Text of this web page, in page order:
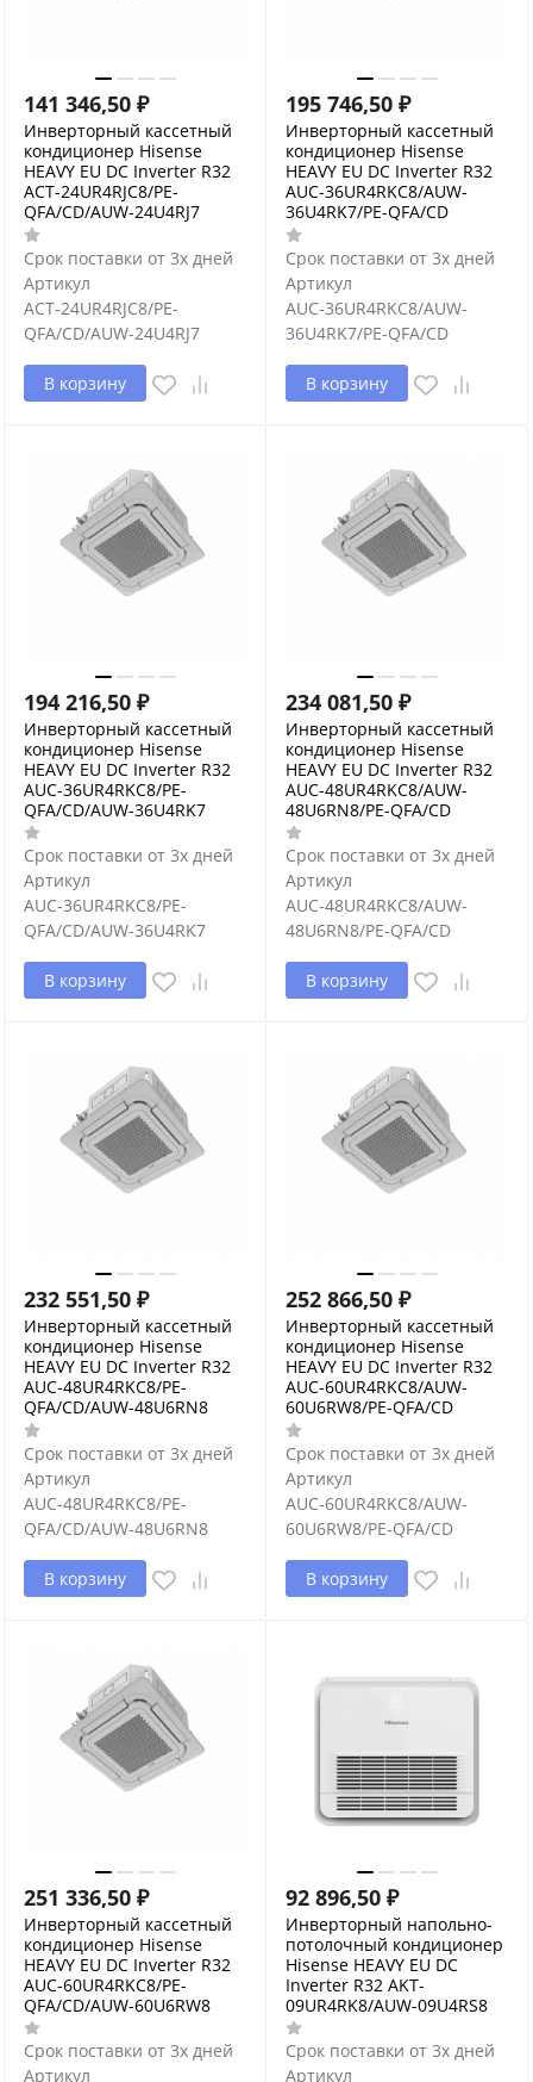
141 346,50 ₽
Инверторный кассетный
кондиционер Hisense
HEAVY EU DC Inverter R32
ACT-24UR4RJC8/PE-
QFA/CD/AUW-24U4RJ7
Срок поставки от 3х дней
Артикул
ACT-24UR4RJC8/PE-
QFA/CD/AUW-24U4RJ7
В корзину
195 746,50 ₽
Инверторный кассетный
кондиционер Hisense
HEAVY EU DC Inverter R32
AUC-36UR4RKC8/AUW-
36U4RK7/PE-QFA/CD
Срок поставки от 3х дней
Артикул
AUC-36UR4RKC8/AUW-
36U4RK7/PE-QFA/CD
В корзину
194 216,50 ₽
Инверторный кассетный
кондиционер Hisense
HEAVY EU DC Inverter R32
AUC-36UR4RKC8/PE-
QFA/CD/AUW-36U4RK7
Срок поставки от 3х дней
Артикул
AUC-36UR4RKC8/PE-
QFA/CD/AUW-36U4RK7
В корзину
234 081,50 ₽
Инверторный кассетный
кондиционер Hisense
HEAVY EU DC Inverter R32
AUC-48UR4RKC8/AUW-
48U6RN8/PE-QFA/CD
Срок поставки от 3х дней
Артикул
AUC-48UR4RKC8/AUW-
48U6RN8/PE-QFA/CD
В корзину
232 551,50 ₽
Инверторный кассетный
кондиционер Hisense
HEAVY EU DC Inverter R32
AUC-48UR4RKC8/PE-
QFA/CD/AUW-48U6RN8
Срок поставки от 3х дней
Артикул
AUC-48UR4RKC8/PE-
QFA/CD/AUW-48U6RN8
В корзину
252 866,50 ₽
Инверторный кассетный
кондиционер Hisense
HEAVY EU DC Inverter R32
AUC-60UR4RKC8/AUW-
60U6RW8/PE-QFA/CD
Срок поставки от 3х дней
Артикул
AUC-60UR4RKC8/AUW-
60U6RW8/PE-QFA/CD
В корзину
251 336,50 ₽
Инверторный кассетный
кондиционер Hisense
HEAVY EU DC Inverter R32
AUC-60UR4RKC8/PE-
QFA/CD/AUW-60U6RW8
Срок поставки от 3х дней
Артикул
92 896,50 ₽
Инверторный напольно-
потолочный кондиционер
Hisense HEAVY EU DC
Inverter R32 AKT-
09UR4RK8/AUW-09U4RS8
Срок поставки от 3х дней
Артикул